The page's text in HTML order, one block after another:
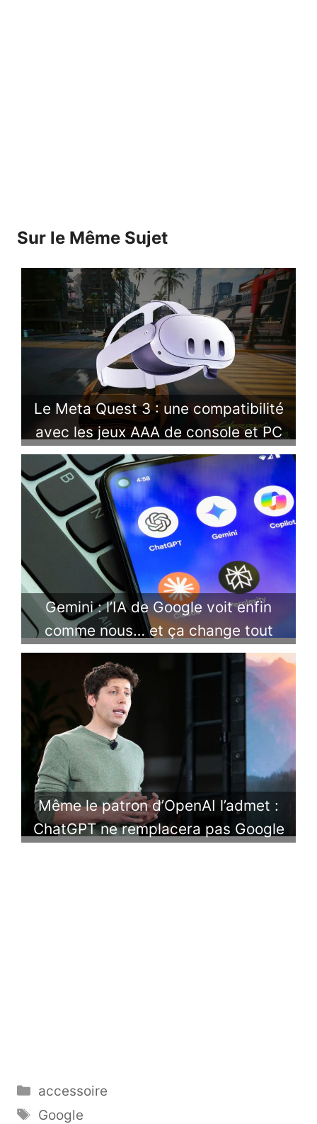
Sur le Même Sujet
Le Meta Quest 3 : une compatibilité
avec les jeux AAA de console et PC
Gemini : l’IA de Google voit enfin
comme nous… et ça change tout
Même le patron d’OpenAI l’admet :
ChatGPT ne remplacera pas Google
Catégories
accessoire
Étiquettes
Google